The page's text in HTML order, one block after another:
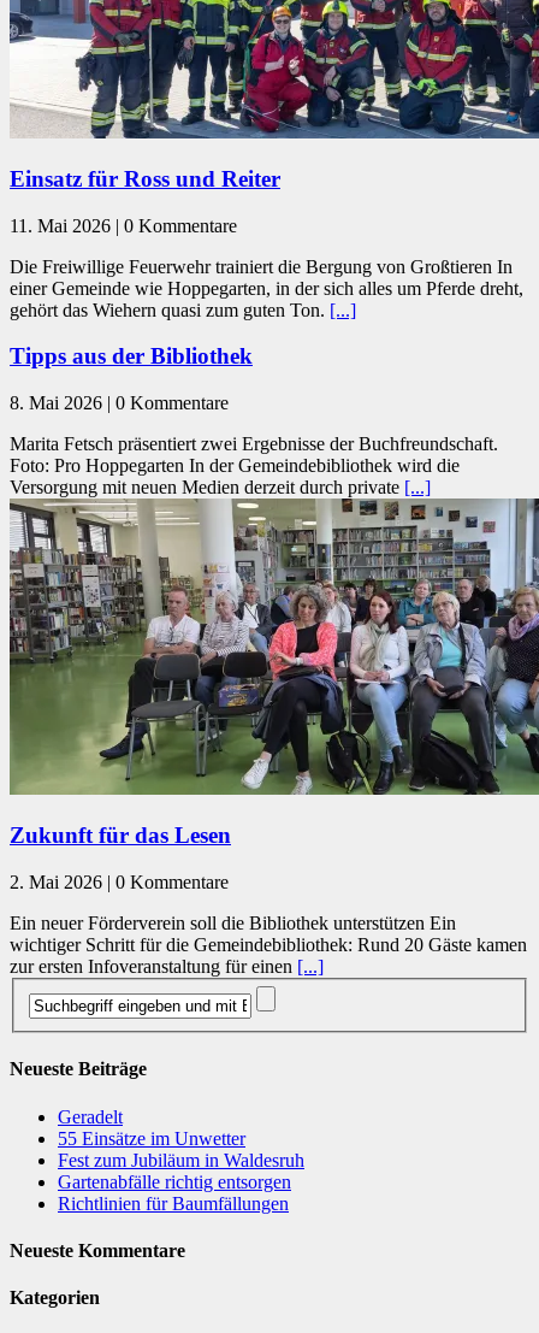
Einsatz für Ross und Reiter
11. Mai 2026 | 0 Kommentare
Die Freiwillige Feuerwehr trainiert die Bergung von Großtieren In
einer Gemeinde wie Hoppegarten, in der sich alles um Pferde dreht,
gehört das Wiehern quasi zum guten Ton. [...]
Tipps aus der Bibliothek
8. Mai 2026 | 0 Kommentare
Marita Fetsch präsentiert zwei Ergebnisse der Buchfreundschaft.
Foto: Pro Hoppegarten In der Gemeindebibliothek wird die
Versorgung mit neuen Medien derzeit durch private [...]
Zukunft für das Lesen
2. Mai 2026 | 0 Kommentare
Ein neuer Förderverein soll die Bibliothek unterstützen Ein
wichtiger Schritt für die Gemeindebibliothek: Rund 20 Gäste kamen
zur ersten Infoveranstaltung für einen [...]
Neueste Beiträge
Geradelt
​55 Einsätze im Unwetter
Fest zum Jubiläum in Waldesruh
Gartenabfälle richtig entsorgen
Richtlinien für Baumfällungen
Neueste Kommentare
Kategorien